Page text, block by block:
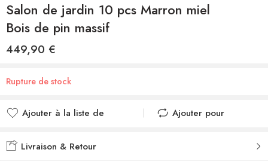
Salon de jardin 10 pcs Marron miel
Bois de pin massif
449,90 €
Rupture de stock
Ajouter à la liste de
Ajouté à la liste de
Ajouter pour
Livraison & Retour